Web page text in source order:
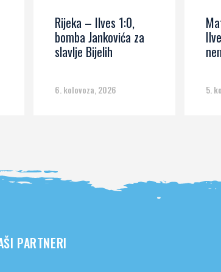
Rijeka – Ilves 1:0,
bomba Jankovića za
slavlje Bijelih
6. kolovoza, 2026 5.
PARTNERI